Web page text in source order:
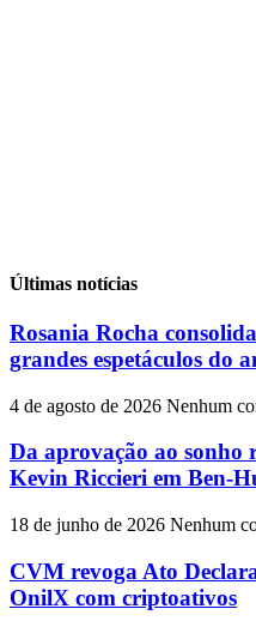
Últimas notícias
Rosania Rocha
grandes espetáculos do
4 de agosto de 2026 Nenhum
Da aprovação ao sonho
Kevin Riccieri em Ben-
18 de junho de 2026 Nenhum
CVM revoga Ato
OnilX com criptoativos